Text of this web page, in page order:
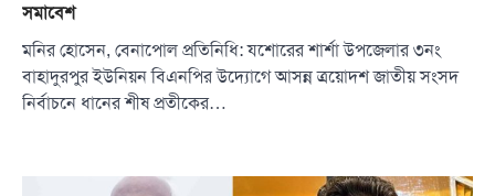
সমাবেশ
মনির হোসেন, বেনাপোল প্রতিনিধি: যশোরের শার্শা উপজেলার ৩নং
বাহাদুরপুর ইউনিয়ন বিএনপির উদ্যোগে আসন্ন ত্রয়োদশ জাতীয় সংসদ
নির্বাচনে ধানের শীষ প্রতীকের…